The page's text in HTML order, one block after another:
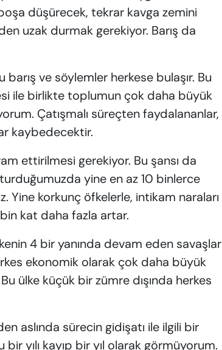
düşürecek, tekrar kavga zemini
uzak durmak gerekiyor. Barış da
ve söylemler herkese bulaşır. Bu
ile birlikte toplumun çok daha büyük
Çatışmalı süreçten faydalananlar,
kaybedecektir.
ettirilmesi gerekiyor. Bu şansı da
yine en az 10 binlerce
Yine korkunç öfkelerle, intikam naraları
kat daha fazla artar.
4 bir yanında devam eden savaşlar
ekonomik olarak çok daha büyük
ülke küçük bir zümre dışında herkes
aslında sürecin gidişatı ile ilgili bir
yılı kayıp bir yıl olarak görmüyorum.